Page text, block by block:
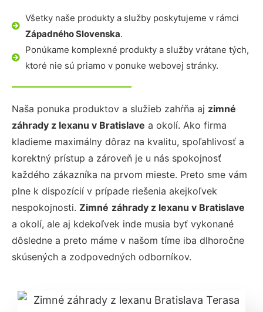
Všetky naše produkty a služby poskytujeme v rámci
Západného Slovenska.
Ponúkame komplexné produkty a služby vrátane tých,
ktoré nie sú priamo v ponuke webovej stránky.
Naša ponuka produktov a služieb zahŕňa aj zimné
záhrady z lexanu v Bratislave a okolí. Ako firma
kladieme maximálny dôraz na kvalitu, spoľahlivosť a
korektný prístup a zároveň je u nás spokojnosť
každého zákazníka na prvom mieste. Preto sme vám
plne k dispozícií v prípade riešenia akejkoľvek
nespokojnosti. Zimné záhrady z lexanu v Bratislave
a okolí, ale aj kdekoľvek inde musia byť vykonané
dôsledne a preto máme v našom tíme iba dlhoročne
skúsených a zodpovedných odborníkov.